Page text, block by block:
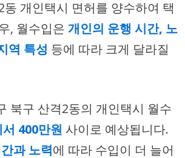
개인택시 면허를 양수하여 택
, 월수입은 개인의 운행 시간, 노
역 특성 등에 따라 크게 달라질
북구 산격2동의 개인택시 월수
400만원 사이로 예상됩니다.
과 노력에 따라 수입이 더 늘어